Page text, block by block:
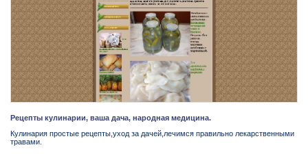
Рецепты кулинарии, ваша дача, народная медицина.
Кулинария простые рецепты,уход за дачей,лечимся правильно лекарственными
травами.